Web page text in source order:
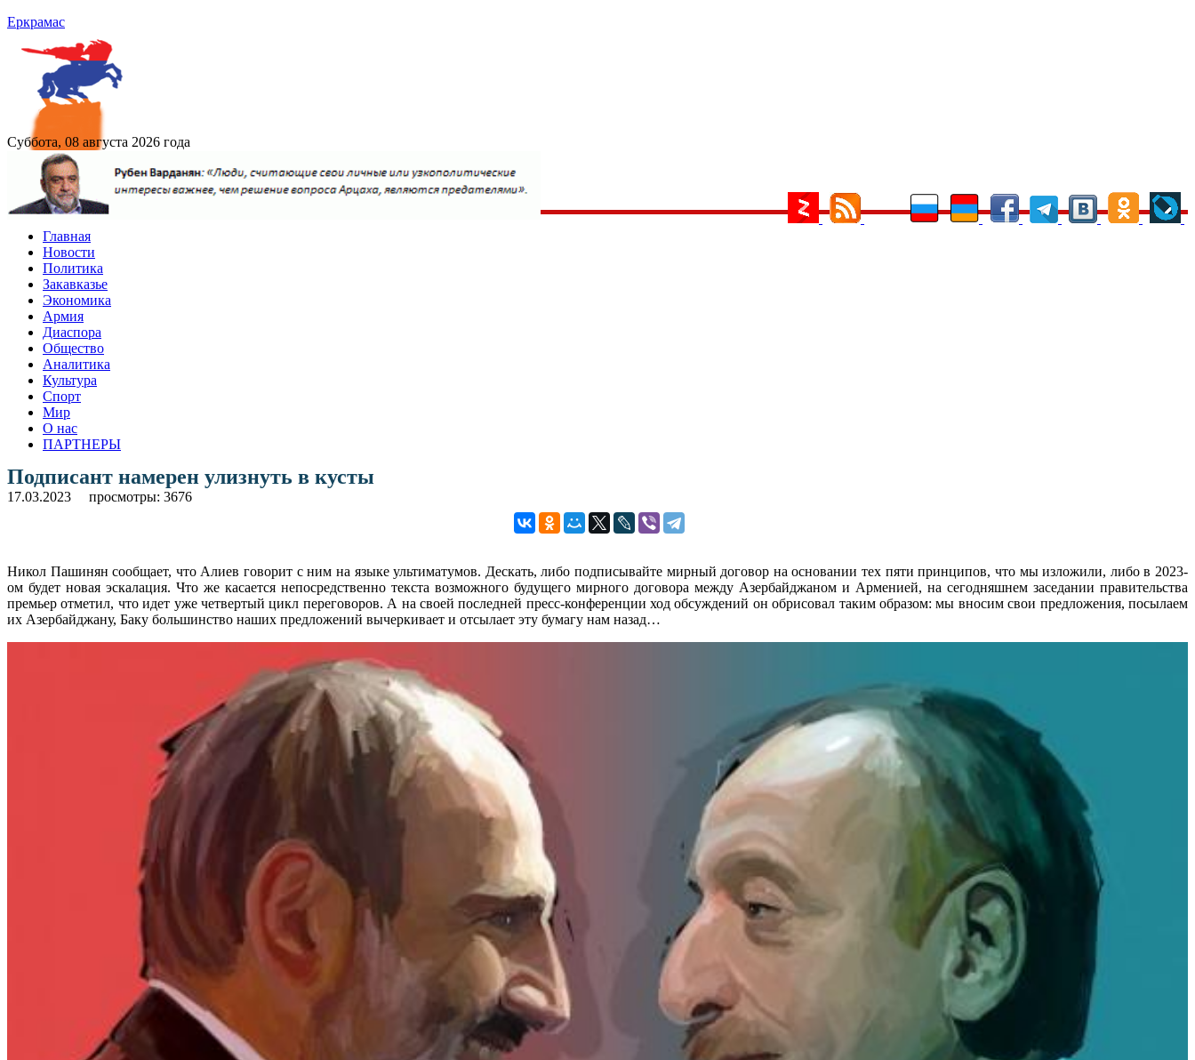
Еркрамас
Суббота, 08 августа 2026 года
Главная
Новости
Политика
Закавказье
Экономика
Армия
Диаспора
Общество
Аналитика
Культура
Спорт
Мир
О нас
ПАРТНЕРЫ
Подписант намерен улизнуть в кусты
17.03.2023 просмотры: 3676
Никол Пашинян сообщает, что Алиев говорит с ним на языке ультиматумов. Дескать, либо подписывайте мирный договор на основании тех пяти принципов, что мы изложили, либо в 2023-
ом будет новая эскалация. Что же касается непосредственно текста возможного будущего мирного договора между Азербайджаном и Арменией, на сегодняшнем заседании правительства
премьер отметил, что идет уже четвертый цикл переговоров. А на своей последней пресс-конференции ход обсуждений он обрисовал таким образом: мы вносим свои предложения, посылаем
их Азербайджану, Баку большинство наших предложений вычеркивает и отсылает эту бумагу нам назад…